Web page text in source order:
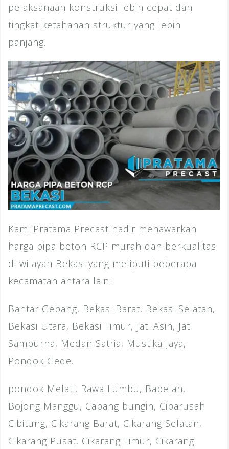
pelaksanaan konstruksi lebih cepat dan
tingkat ketahanan struktur yang lebih
panjang.
Kami Pratama Precast hadir menawarkan
harga pipa beton RCP murah dan berkualitas
di wilayah Bekasi yang meliputi beberapa
kecamatan antara lain :
Bantar Gebang, Bekasi Barat, Bekasi Selatan,
Bekasi Utara, Bekasi Timur, Jati Asih, Jati
Sampurna, Medan Satria, Mustika Jaya,
Pondok Gede.
pondok Melati, Rawa Lumbu, Babelan,
Bojong Manggu, Cabang bungin, Cibarusah
Cibitung, Cikarang Barat, Cikarang Selatan,
Cikarang Pusat, Cikarang Timur, Cikarang